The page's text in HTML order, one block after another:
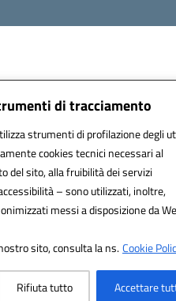
di tracciamento
strumenti di profilazione degli
cookies tecnici necessari al
del sito, alla fruibilità dei servizi
– sono utilizzati, inoltre,
messi a disposizione da
sito, consulta la ns.Cookie
Rifiuta tutto Accettare